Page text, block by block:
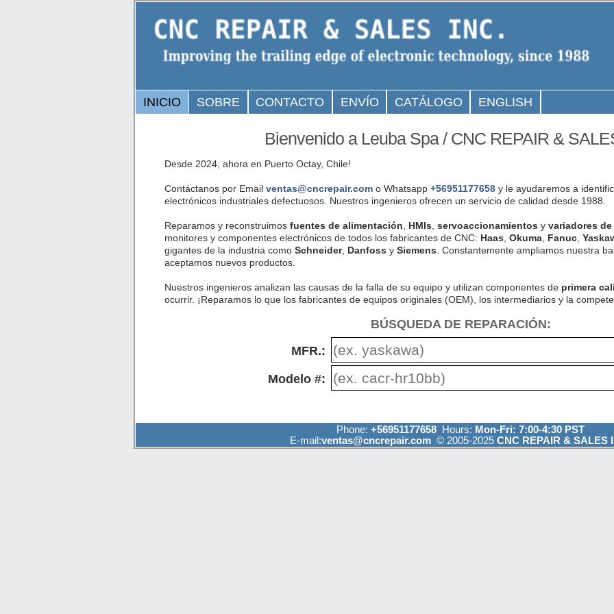
INICIO SOBRE CONTACTO ENVÍO CATÁLOGO ENGLISH
Bienvenido a Leuba Spa / CNC REPAIR &
Desde 2024, ahora en Puerto Octay, Chile!
Contáctanos por Email ventas@cncrepair.como Whatsapp +56951177658y le ayudaremos a
electrónicos industriales defectuosos. Nuestros ingenieros ofrecen un servicio de calidad desde 1988.
Reparamos y reconstruimos fuentes de alimentación HMIs servoaccionamientos y variadores
monitores y componentes electrónicos de todos los fabricantes de CNC: Haas Okuma, Fanuc,
gigantes de la industria como Schneider, Danfoss y Siemens . Constantemente ampliamos nuestra
aceptamos nuevos productos.
Nuestros ingenieros analizan las causas de la falla de su equipo y utilizan componentes de primera
ocurrir. ¡Reparamos lo que los fabricantes de equipos originales (OEM), los intermediarios y la
BÚSQUEDA DE REPARACIÓN:
MFR.:
Modelo #:
Phone: +56951177658 Hours: Mon-Fri: 7:00-4:30 PST
E-mail:ventas@cncrepair.com © 2005-2025 CNC REPAIR & SALES